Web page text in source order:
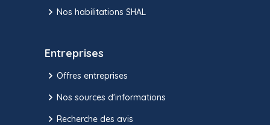
Nos habilitations SHAL
Entreprises
Offres entreprises
Nos sources d'informations
Recherche des avis